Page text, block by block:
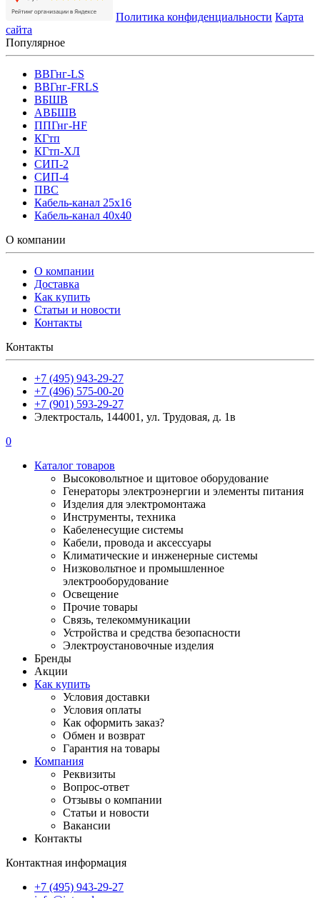
Политика конфиденциальности Карта
сайта
Популярное
ВВГнг-LS
ВВГнг-FRLS
ВБШВ
АВБШВ
ППГнг-HF
КГтп
КГтп-ХЛ
СИП-2
СИП-4
ПВС
Кабель-канал 25х16
Кабель-канал 40х40
О компании
О компании
Доставка
Как купить
Статьи и новости
Контакты
Контакты
+7 (495) 943-29-27
+7 (496) 575-00-20
+7 (901) 593-29-27
Электросталь, 144001, ул. Трудовая, д. 1в
0
Каталог товаров
Высоковольтное и щитовое оборудование
Генераторы электроэнергии и элементы питания
Изделия для электромонтажа
Инструменты, техника
Кабеленесущие системы
Кабели, провода и аксессуары
Климатические и инженерные системы
Низковольтное и промышленное
электрооборудование
Освещение
Прочие товары
Связь, телекоммуникации
Устройства и средства безопасности
Электроустановочные изделия
Бренды
Акции
Как купить
Условия доставки
Условия оплаты
Как оформить заказ?
Обмен и возврат
Гарантия на товары
Компания
Реквизиты
Вопрос-ответ
Отзывы о компании
Статьи и новости
Вакансии
Контакты
Контактная информация
+7 (495) 943-29-27